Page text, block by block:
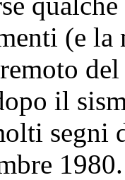
(e
il
1980.